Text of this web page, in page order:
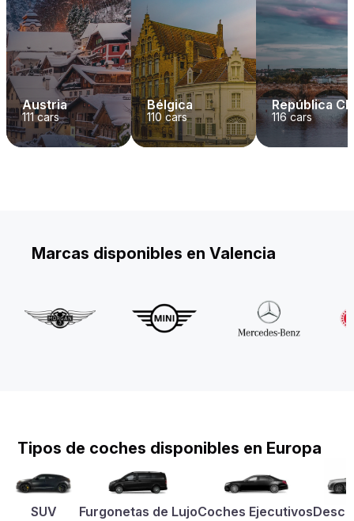
Austria
111cars
Bélgica
110 cars
República
116cars
Marcas disponibles en Valencia
Tipos de coches disponibles en Europa
SUV Furgonetas de LujoCoches Ejecutivos